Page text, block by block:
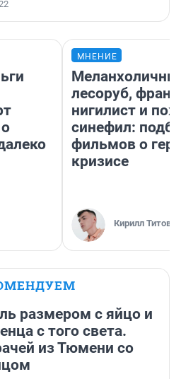
МНЕНИЕ
лесоруб,
нигилист и
синефил:
фильмов о
кризисе
Кирилл Титов
размером с яйцо и
с того света.
из Тюмени со